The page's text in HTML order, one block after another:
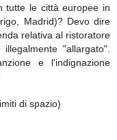
tutte le città europee in
Madrid)? Devo dire
relativa al ristoratore
"allargato".
e l'indignazione
di spazio)